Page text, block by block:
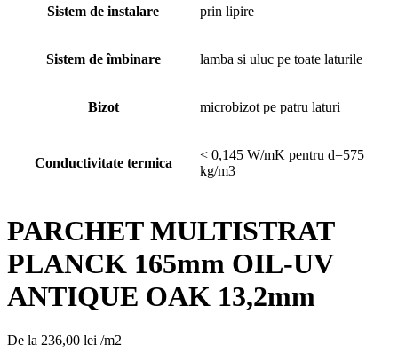
Sistem de instalare prin lipire
Sistem de îmbinare lamba si uluc pe toate laturile
Bizot microbizot pe patru laturi
Conductivitate termica
< 0,145 W/mK pentru d=575
kg/m3
PARCHET MULTISTRAT
PLANCK 165mm OIL-UV
ANTIQUE OAK 13,2mm
De la 236,00 lei /m2